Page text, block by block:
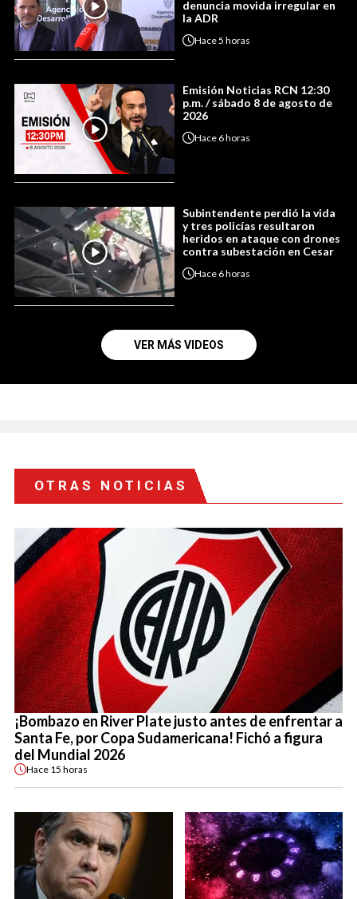
denuncia movida irregular en
la ADR
Hace5 horas
Emisión Noticias RCN 12:30
p.m. / sábado 8 de agosto de
2026
Hace 6 horas
Subintendente perdió la vida
y tres policías resultaron
heridos en ataque con drones
contra subestación en Cesar
Hace 6 horas
VER MÁS VIDEOS
OTRAS NOTICIAS
¡Bombazo en River Plate justo antes de enfrentar a
Santa Fe, por Copa Sudamericana! Fichó a figura
del Mundial 2026
Hace 15 horas